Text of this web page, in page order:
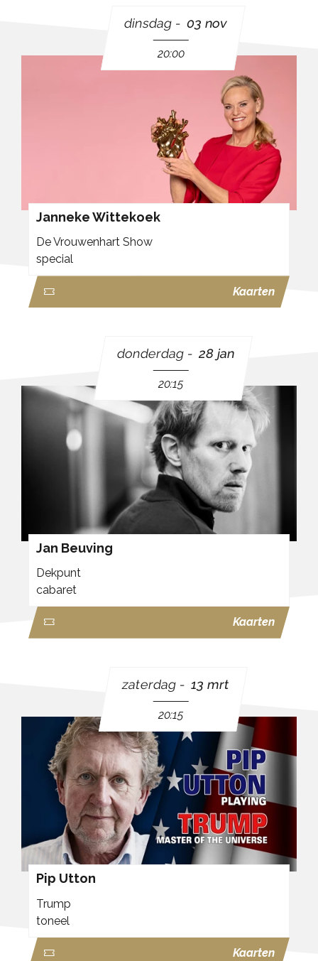
dinsdag 03 nov
20:00
Janneke Wittekoek
De Vrouwenhart Show
special
Kaarten
donderdag 28 jan
20:15
Jan Beuving
Dekpunt
cabaret
Kaarten
zaterdag 13 mrt
20:15
Pip Utton
Trump
toneel
Kaarten